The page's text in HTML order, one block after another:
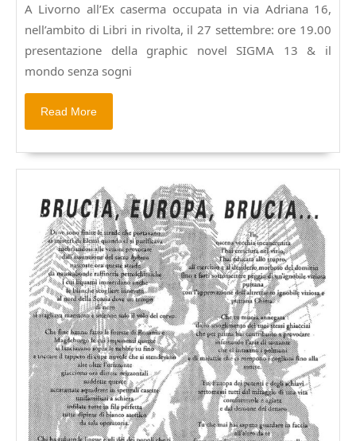
Sigma
13
e
il
senza
sogni
e
di
Nautilus
autoproduzioni
A Livorno all’Ex caserma occupata in via Adriana 16,
nell’ambito di Libri in rivolta, il 27 settembre: ore 19.00
presentazione della graphic novel SIGMA 13 & il
mondo senza sogni
Read More
More